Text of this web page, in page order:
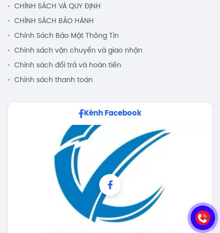
CHÍNH SÁCH VÀ QUY ĐỊNH
CHÍNH SÁCH BẢO HÀNH
Chính Sách Bảo Mật Thông Tin
Chính sách vận chuyển và giao nhận
Chính sách đổi trả và hoàn tiền
Chính sách thanh toán
Kênh Facebook